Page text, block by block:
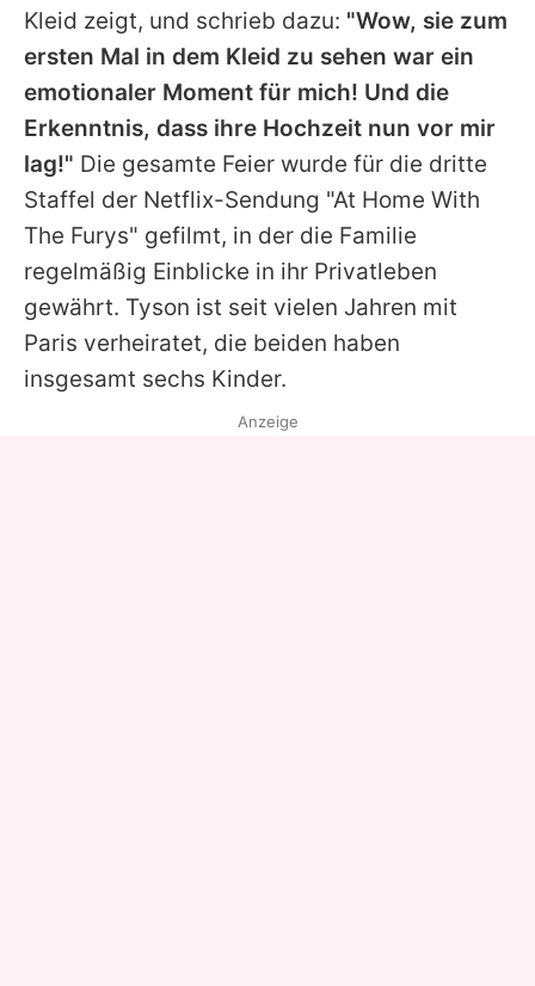
Kleid zeigt, und schrieb dazu: "Wow, sie zum
ersten Mal in dem Kleid zu sehen war ein
emotionaler Moment für mich! Und die
Erkenntnis, dass ihre Hochzeit nun vor mir
lag!" Die gesamte Feier wurde für die dritte
Staffel der Netflix-Sendung "At Home With
The Furys" gefilmt, in der die Familie
regelmäßig Einblicke in ihr Privatleben
gewährt. Tyson ist seit vielen Jahren mit
Paris verheiratet, die beiden haben
insgesamt sechs Kinder.
Anzeige